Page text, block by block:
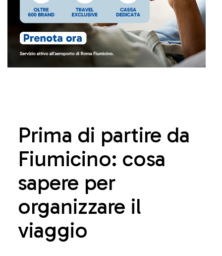
Prima di partire da
Fiumicino: cosa
sapere per
organizzare il
viaggio